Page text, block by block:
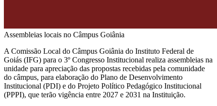
Assembleias locais no Câmpus Goiânia
A Comissão Local do Câmpus Goiânia do Instituto Federal de
Goiás (IFG) para o 3º Congresso Institucional realiza assembleias na
unidade para apreciação das propostas recebidas pela comunidade
do câmpus, para elaboração do Plano de Desenvolvimento
Institucional (PDI) e do Projeto Político Pedagógico Institucional
(PPPI), que terão vigência entre 2027 e 2031 na Instituição.